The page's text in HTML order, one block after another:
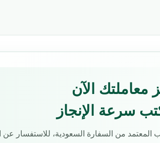
معاملتك الآن
سرعة الإنجاز
من السفارة السعودية، للاستفسار عن